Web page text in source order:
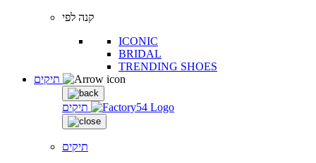
קנה לפי
ICONIC
BRIDAL
TRENDING SHOES
תיקים
תיקים